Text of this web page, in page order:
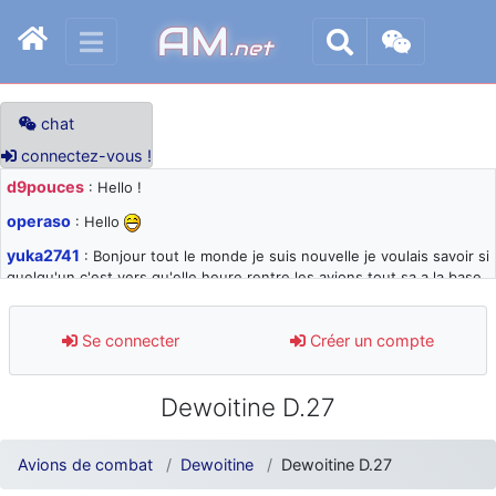
AM.net
chat
connectez-vous !
d9pouces : Hello !
operaso : Hello
yuka2741 : Bonjour tout le monde je suis nouvelle je voulais savoir si
quelqu'un c'est vers qu'elle heure rentre les avions tout sa a la base
d9pouces: désolé pour les quelques blocages du site ces derniers
jours : je teste des méthodes contre le spam et les bots trop nocifs
: Super, la nouvelle bannière
d9pouces
: je suis un avion@,._,+ > lesquels ? je ne suis pas sûr de
comprendre
Se connecter Créer un compte
Dewoitine D.27
Avions de combat Dewoitine Dewoitine D.27